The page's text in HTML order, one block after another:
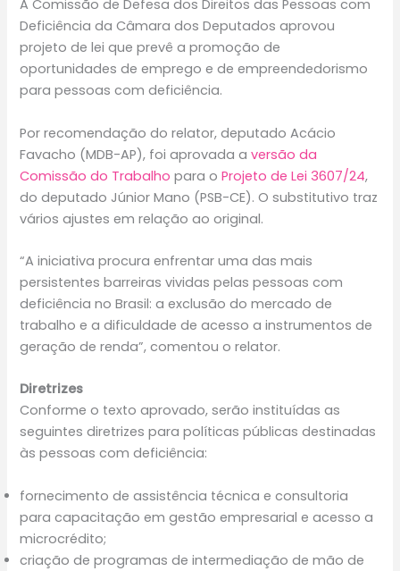
A Comissão de Defesa dos Direitos das Pessoas com
Deficiência da Câmara dos Deputados aprovou
projeto de lei que prevê a promoção de
oportunidades de emprego e de empreendedorismo
para pessoas com deficiência.
Por recomendação do relator, deputado Acácio
Favacho (MDB-AP), foi aprovada aversão da
Comissão do Trabalho para oProjeto de Lei 3607/24,
do deputado Júnior Mano (PSB-CE). Osubstitutivo traz
vários ajustes em relação ao original.
“A iniciativa procura enfrentar uma das mais
persistentes barreiras vividas pelas pessoas com
deficiência no Brasil: a exclusão do mercado de
trabalho e a dificuldade de acesso a instrumentos de
geração de renda”, comentou o relator.
Diretrizes
Conforme o texto aprovado, serão instituídas as
seguintes diretrizes para políticas públicas destinadas
às pessoas com deficiência:
fornecimento de assistência técnica e consultoria
para capacitação em gestão empresarial e acesso a
microcrédito;
criação de programas de intermediação de mão de